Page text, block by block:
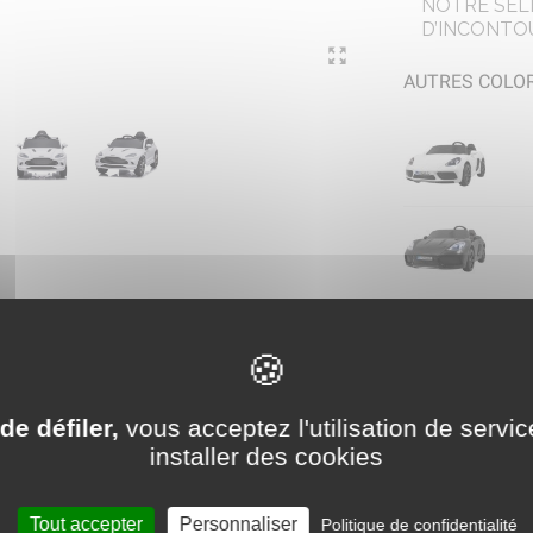
NOTRE
AUTRES
électrique 12V Aston
défiler, vous acceptez l'utilisation de
installer des cookies
Tout accepter Personnaliser Politique de confidentialité